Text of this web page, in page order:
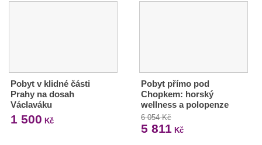
Pobyt v klidné části
Prahy na dosah
Václaváku
1 500 Kč
Pobyt přímo pod
Chopkem: horský
wellness a polopenze
6 054 Kč
5 811 Kč